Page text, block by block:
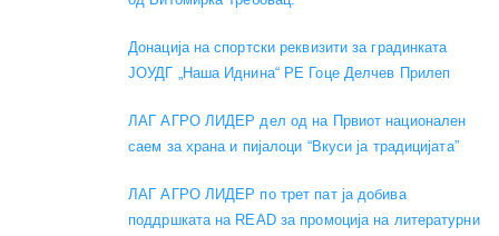
Донација на спортски реквизити за градинката
ЈОУДГ „Наша Иднина“ РЕ Гоце Делчев Прилеп
ЛАГ АГРО ЛИДЕР дел од на Првиот национален
саем за храна и пијалоци “Вкуси ја традицијата”
ЛАГ АГРО ЛИДЕР по трет пат ја добива
поддршката на READ за промоција на литературни